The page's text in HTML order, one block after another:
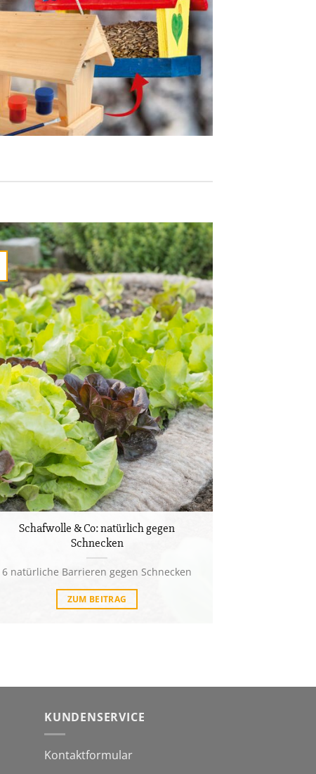
Schafwolle & Co: natürlich gegen
Schnecken
6 natürliche Barrieren gegen Schnecken
ZUM BEITRAG
KUNDENSERVICE
Kontaktformular